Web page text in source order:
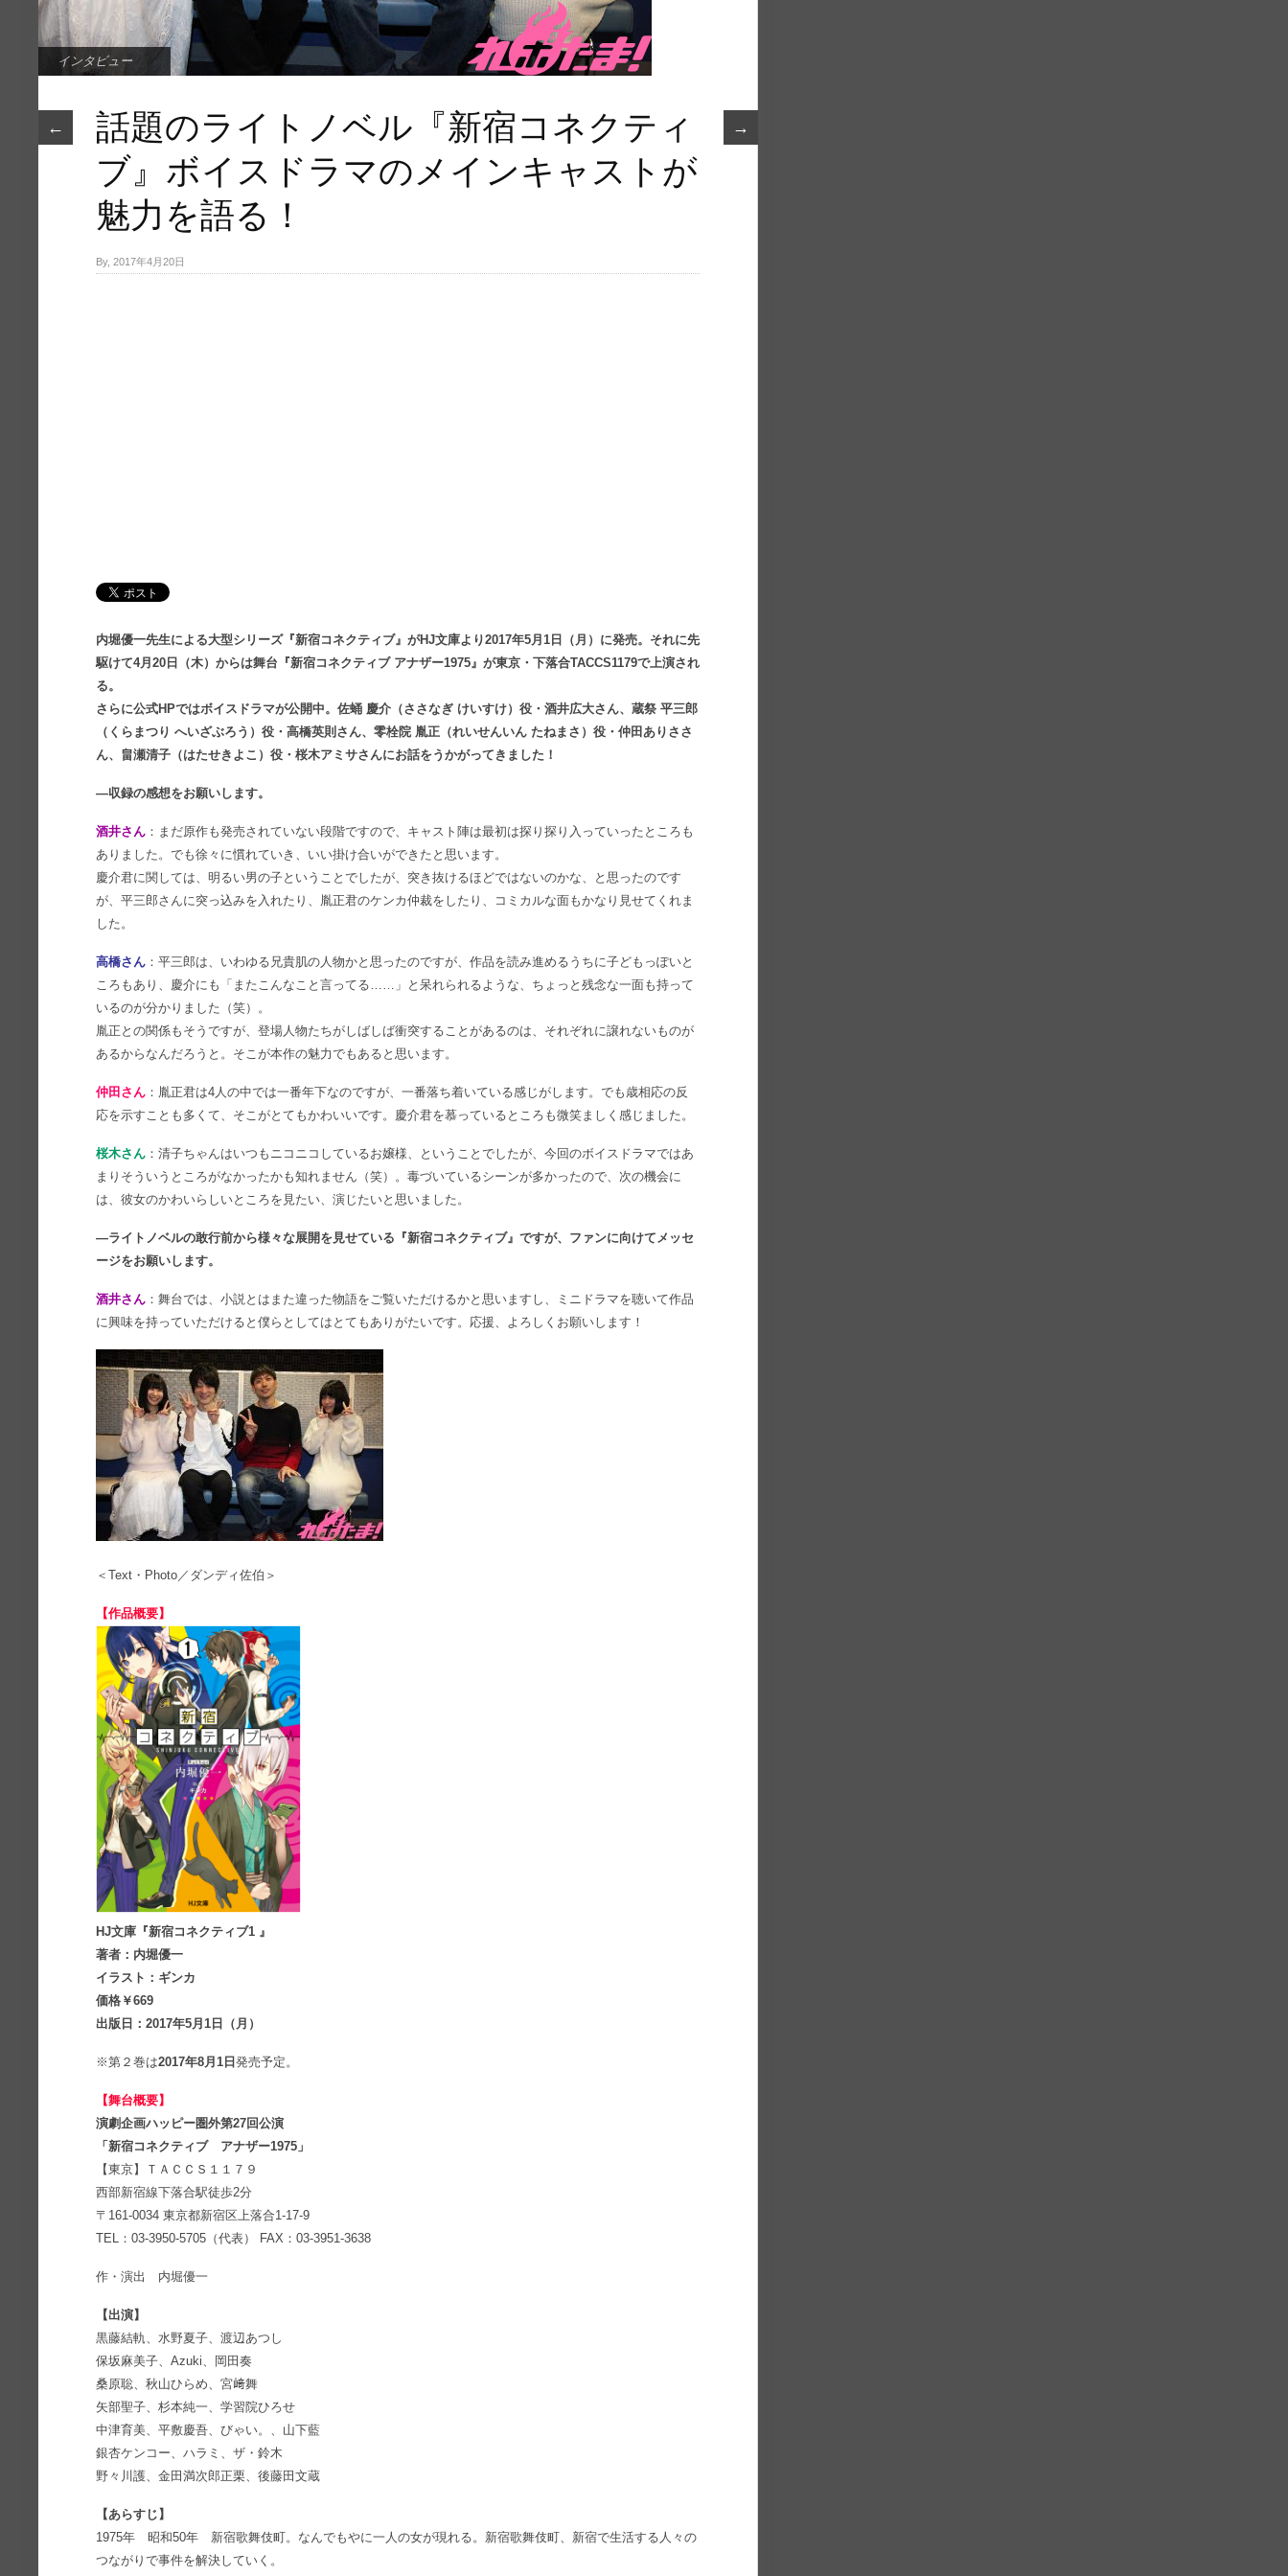
インタビュー
← →
話題のライトノベル『新宿コネクティ
ブ』ボイスドラマのメインキャストが
魅力を語る！
By, 2017年4月20日
内堀優一先生による大型シリーズ『新宿コネクティブ』がHJ文庫より2017年5月1日（月）に発売。それに先
駆けて4月20日（木）からは舞台『新宿コネクティブ アナザー1975』が東京・下落合TACCS1179で上演され
る。
さらに公式HPではボイスドラマが公開中。佐蛹 慶介（ささなぎ けいすけ）役・酒井広大さん、蔵祭 平三郎
（くらまつり へいざぶろう）役・高橋英則さん、零栓院 胤正（れいせんいん たねまさ）役・仲田ありささ
ん、畠瀬清子（はたせきよこ）役・桜木アミサさんにお話をうかがってきました！
―収録の感想をお願いします。
酒井さん ：まだ原作も発売されていない段階ですので、キャスト陣は最初は探り探り入っていったところも
ありました。でも徐々に慣れていき、いい掛け合いができたと思います。
慶介君に関しては、明るい男の子ということでしたが、突き抜けるほどではないのかな、と思ったのです
が、平三郎さんに突っ込みを入れたり、胤正君のケンカ仲裁をしたり、コミカルな面もかなり見せてくれま
した。
高橋さん ：平三郎は、いわゆる兄貴肌の人物かと思ったのですが、作品を読み進めるうちに子どもっぽいと
ころもあり、慶介にも「またこんなこと言ってる……」と呆れられるような、ちょっと残念な一面も持って
いるのが分かりました（笑）。
胤正との関係もそうですが、登場人物たちがしばしば衝突することがあるのは、それぞれに譲れないものが
あるからなんだろうと。そこが本作の魅力でもあると思います。
仲田さん ：胤正君は4人の中では一番年下なのですが、一番落ち着いている感じがします。でも歳相応の反
応を示すことも多くて、そこがとてもかわいいです。慶介君を慕っているところも微笑ましく感じました。
桜木さん ：清子ちゃんはいつもニコニコしているお嬢様、ということでしたが、今回のボイスドラマではあ
まりそういうところがなかったかも知れません（笑）。毒づいているシーンが多かったので、次の機会に
は、彼女のかわいらしいところを見たい、演じたいと思いました。
―ライトノベルの敢行前から様々な展開を見せている『新宿コネクティブ』ですが、ファンに向けてメッセ
ージをお願いします。
酒井さん ：舞台では、小説とはまた違った物語をご覧いただけるかと思いますし、ミニドラマを聴いて作品
に興味を持っていただけると僕らとしてはとてもありがたいです。応援、よろしくお願いします！
＜Text・Photo／ダンディ佐伯＞
【作品概要】
HJ文庫『新宿コネクティブ1 』
著者：内堀優一
イラスト：ギンカ
価格￥669
出版日：2017年5月1日（月）
※第２巻は2017年8月1日発売予定。
【舞台概要】
演劇企画ハッピー圏外第27回公演
「新宿コネクティブ アナザー1975」
【東京】ＴＡＣＣＳ１１７９
西部新宿線下落合駅徒歩2分
〒161-0034 東京都新宿区上落合1-17-9
TEL：03-3950-5705（代表） FAX：03-3951-3638
作・演出 内堀優一
【出演】
黒藤結軌、水野夏子、渡辺あつし
保坂麻美子、Azuki、岡田奏
桑原聡、秋山ひらめ、宮﨑舞
矢部聖子、杉本純一、学習院ひろせ
中津育美、平敷慶吾、びゃい。、山下藍
銀杏ケンコー、ハラミ、ザ・鈴木
野々川護、金田満次郎正栗、後藤田文蔵
【あらすじ】
1975年 昭和50年 新宿歌舞伎町。なんでもやに一人の女が現れる。新宿歌舞伎町、新宿で生活する人々の
つながりで事件を解決していく。